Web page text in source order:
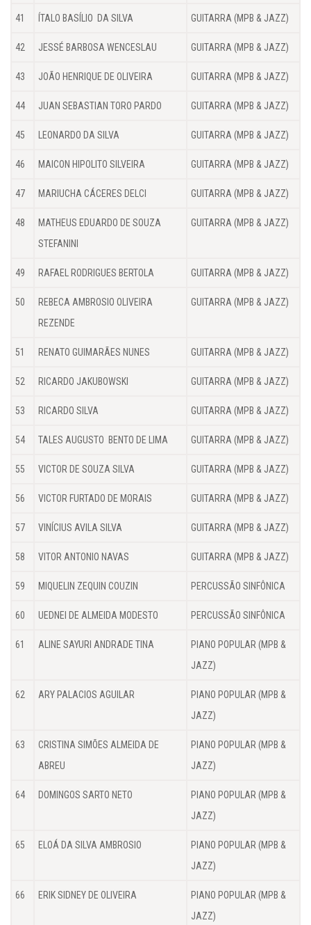
41 ÍTALO BASÍLIO DA SILVA GUITARRA (MPB & JAZZ)
42 JESSÉ BARBOSA WENCESLAU GUITARRA (MPB & JAZZ)
43 JOÃO HENRIQUE DE OLIVEIRA GUITARRA (MPB & JAZZ)
44 JUAN SEBASTIAN TORO PARDO GUITARRA (MPB & JAZZ)
45 LEONARDO DA SILVA GUITARRA (MPB & JAZZ)
46 MAICON HIPOLITO SILVEIRA GUITARRA (MPB & JAZZ)
47 MARIUCHA CÁCERES DELCI GUITARRA (MPB & JAZZ)
48
MATHEUS EDUARDO DE SOUZA
STEFANINI
GUITARRA (MPB & JAZZ)
49 RAFAEL RODRIGUES BERTOLA GUITARRA (MPB & JAZZ)
50
REBECA AMBROSIO OLIVEIRA
REZENDE
GUITARRA (MPB & JAZZ)
51 RENATO GUIMARÃES NUNES GUITARRA (MPB & JAZZ)
52 RICARDO JAKUBOWSKI GUITARRA (MPB & JAZZ)
53 RICARDO SILVA GUITARRA (MPB & JAZZ)
54 TALES AUGUSTO BENTO DE LIMA GUITARRA (MPB & JAZZ)
55 VICTOR DE SOUZA SILVA GUITARRA (MPB & JAZZ)
56 VICTOR FURTADO DE MORAIS GUITARRA (MPB & JAZZ)
57 VINÍCIUS AVILA SILVA GUITARRA (MPB & JAZZ)
58 VITOR ANTONIO NAVAS GUITARRA (MPB & JAZZ)
59 MIQUELIN ZEQUIN COUZIN PERCUSSÃO SINFÔNICA
60 UEDNEI DE ALMEIDA MODESTO PERCUSSÃO SINFÔNICA
61 ALINE SAYURI ANDRADE TINA
PIANO POPULAR (MPB &
JAZZ)
62 ARY PALACIOS AGUILAR
PIANO POPULAR (MPB &
JAZZ)
63
CRISTINA SIMÕES ALMEIDA DE
ABREU
PIANO POPULAR (MPB &
JAZZ)
64 DOMINGOS SARTO NETO
PIANO POPULAR (MPB &
JAZZ)
65 ELOÁ DA SILVA AMBROSIO
PIANO POPULAR (MPB &
JAZZ)
66 ERIK SIDNEY DE OLIVEIRA
PIANO POPULAR (MPB &
JAZZ)